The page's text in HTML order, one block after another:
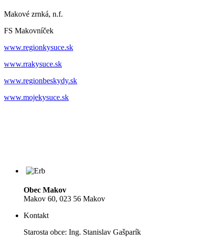
Makové zrnká, n.f.
FS Makovníček
www.regionkysuce.sk
www.rrakysuce.sk
www.regionbeskydy.sk
www.mojekysuce.sk
Obec Makov
Makov 60, 023 56 Makov
Kontakt
Starosta obce: Ing. Stanislav Gašparík